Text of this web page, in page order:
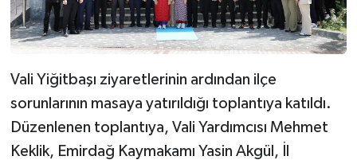
Vali Yiğitbaşı ziyaretlerinin ardından ilçe
sorunlarının masaya yatırıldığı toplantıya katıldı.
Düzenlenen toplantıya, Vali Yardımcısı Mehmet
Keklik, Emirdağ Kaymakamı Yasin Akgül, İl